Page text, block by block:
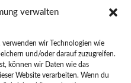
verwalten
wir Technologien wie
und/oder darauf zuzugreifen.
können wir Daten wie das
Website verarbeiten. Wenn du
öffnet die vollständige
für Social Media im